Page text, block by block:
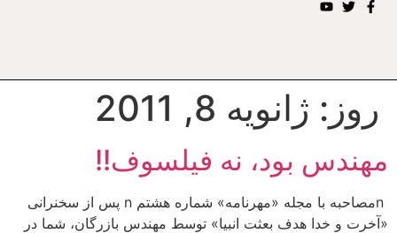
روز: ژانویه 8, 2011
مهندس بود، نه فیلسوف!!
nمصاحبه با مجله «مهرنامه» شماره هشتم n پس از سخنرانی
«آخرت و خدا هدف بعثت انبیا» توسط مهندس بازرگان، شما در